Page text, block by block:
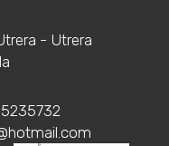
- Utrera